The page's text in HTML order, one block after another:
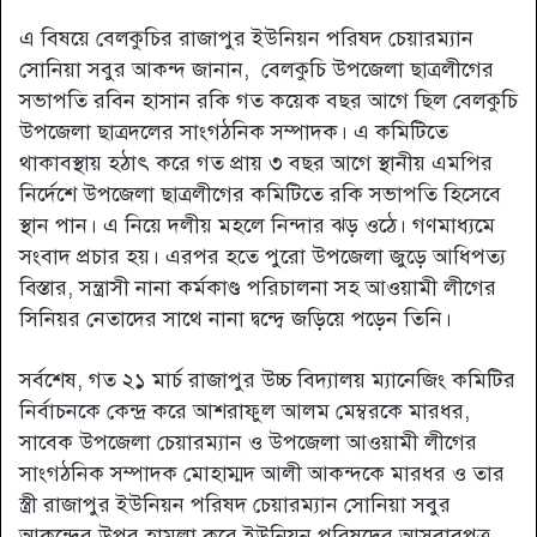
এ বিষয়ে বেলকুচির রাজাপুর ইউনিয়ন পরিষদ চেয়ারম্যান
সোনিয়া সবুর আকন্দ জানান, বেলকুচি উপজেলা ছাত্রলীগের
সভাপতি রবিন হাসান রকি গত কয়েক বছর আগে ছিল বেলকুচি
উপজেলা ছাত্রদলের সাংগঠনিক সম্পাদক। এ কমিটিতে
থাকাবস্থায় হঠাৎ করে গত প্রায় ৩ বছর আগে স্থানীয় এমপির
নির্দেশে উপজেলা ছাত্রলীগের কমিটিতে রকি সভাপতি হিসেবে
স্থান পান। এ নিয়ে দলীয় মহলে নিন্দার ঝড় ওঠে। গণমাধ্যমে
সংবাদ প্রচার হয়। এরপর হতে পুরো উপজেলা জুড়ে আধিপত্য
বিস্তার, সন্ত্রাসী নানা কর্মকাণ্ড পরিচালনা সহ আওয়ামী লীগের
সিনিয়র নেতাদের সাথে নানা দ্বন্দ্বে জড়িয়ে পড়েন তিনি।
সর্বশেষ, গত ২১ মার্চ রাজাপুর উচ্চ বিদ্যালয় ম্যানেজিং কমিটির
নির্বাচনকে কেন্দ্র করে আশরাফুল আলম মেম্বরকে মারধর,
সাবেক উপজেলা চেয়ারম্যান ও উপজেলা আওয়ামী লীগের
সাংগঠনিক সম্পাদক মোহাম্মদ আলী আকন্দকে মারধর ও তার
স্ত্রী রাজাপুর ইউনিয়ন পরিষদ চেয়ারম্যান সোনিয়া সবুর